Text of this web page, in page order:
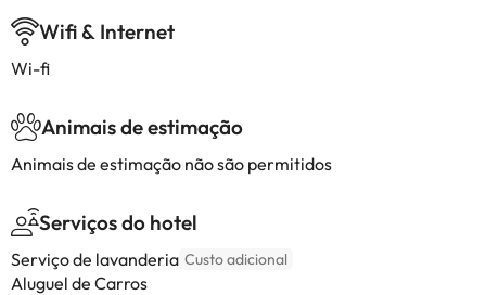
Wifi & Internet
Wi-fi
Animais de estimação
Animais de estimação não são permitidos
Serviços do hotel
Serviço de lavanderia Custo adicional
Aluguel de Carros